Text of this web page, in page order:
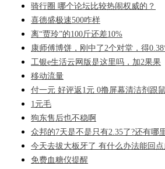
骑行圈 哪个论坛比较热闹权威的？
喜德盛极速500咋样
离“贾玲”的100斤还差10%
康师傅博饼，刚中了2个对堂，得
工银e生活云网版是这里吗，加2果果
移动流量
付一元 好评返1元 0撸屏幕清洁剂跟
1元毛
狗东售后也不稳啊
众邦的7天是不是只有2.35了?还有哪
今天去拔大板牙了 有什么办法能回点
免费血糖仪提醒